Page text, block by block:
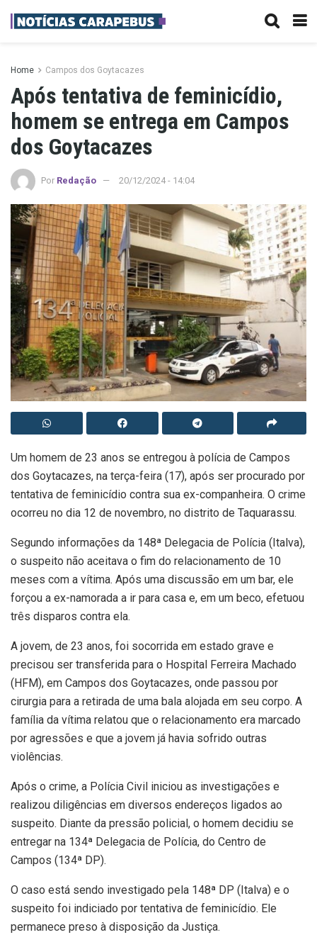
Home Campos dos Goytacazes
Após tentativa de feminicídio,
homem se entrega em Campos
dos Goytacazes
Por Redação 20/12/2024 - 14:04
Um homem de 23 anos se entregou à polícia de Campos
dos Goytacazes, na terça-feira (17), após ser procurado por
tentativa de feminicídio contra sua ex-companheira. O crime
ocorreu no dia 12 de novembro, no distrito de Taquarassu.
Segundo informações da 148ª Delegacia de Polícia (Italva),
o suspeito não aceitava o fim do relacionamento de 10
meses com a vítima. Após uma discussão em um bar, ele
forçou a ex-namorada a ir para casa e, em um beco, efetuou
três disparos contra ela.
A jovem, de 23 anos, foi socorrida em estado grave e
precisou ser transferida para o Hospital Ferreira Machado
(HFM), em Campos dos Goytacazes, onde passou por
cirurgia para a retirada de uma bala alojada em seu corpo. A
família da vítima relatou que o relacionamento era marcado
por agressões e que a jovem já havia sofrido outras
violências.
Após o crime, a Polícia Civil iniciou as investigações e
realizou diligências em diversos endereços ligados ao
suspeito. Diante da pressão policial, o homem decidiu se
entregar na 134ª Delegacia de Polícia, do Centro de
Campos (134ª DP).
O caso está sendo investigado pela 148ª DP (Italva) e o
suspeito foi indiciado por tentativa de feminicídio. Ele
permanece preso à disposição da Justiça.